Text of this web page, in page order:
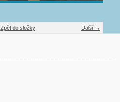
Další →
Zpět do složky